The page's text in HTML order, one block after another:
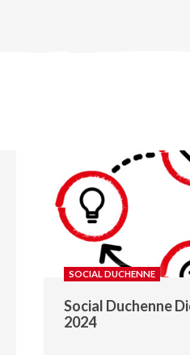
SOCIAL DUCHENNE
Social Duchenne
2024